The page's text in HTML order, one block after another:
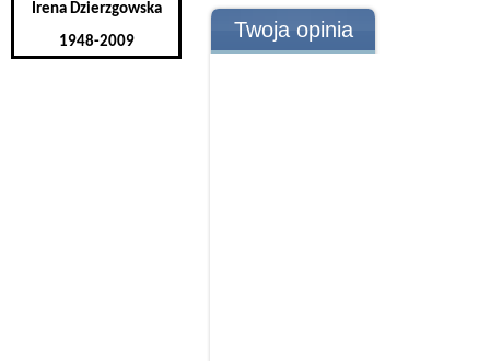
Irena Dzierzgowska
1948-2009
Twoja opinia